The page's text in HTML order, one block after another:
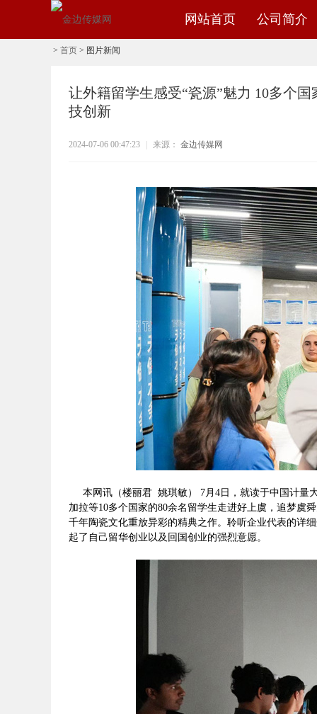
网站首页 公司简介
> 首页 > 图片新闻
让外籍留学生感受“瓷源”魅力 10多个
技创新
2024-07-06 00:47:23 来源： 金边传媒网
本网讯（楼丽君 姚琪敏） 7月4日，就读于中国计量
加拉等10多个国家的80余名留学生走进好上虞，追梦虞
千年陶瓷文化重放异彩的精典之作。聆听企业代表的详
起了自己留华创业以及回国创业的强烈意愿。